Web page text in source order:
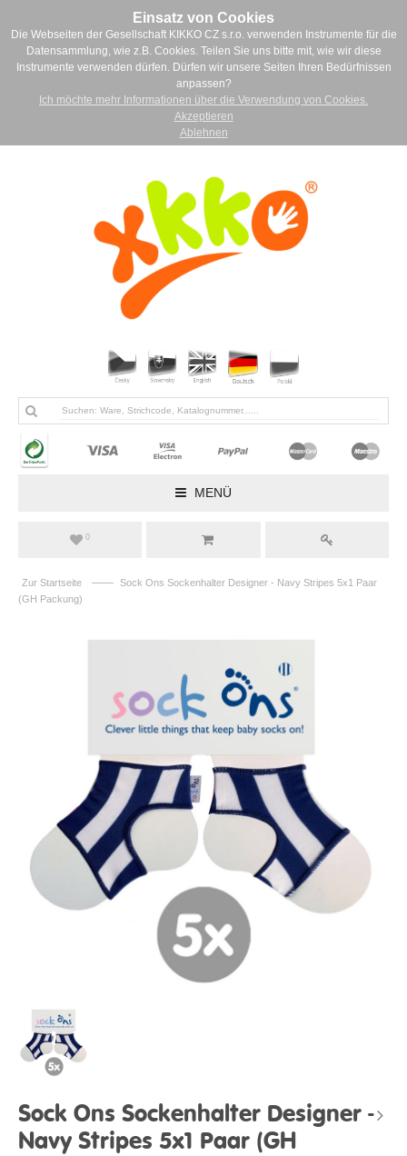
Einsatz von Cookies
Die Webseiten der Gesellschaft KIKKO CZ s.r.o. verwenden Instrumente für die
Datensammlung, wie z.B. Cookies. Teilen Sie uns bitte mit, wie wir diese
Instrumente verwenden dürfen. Dürfen wir unsere Seiten Ihren Bedürfnissen
anpassen?
Ich möchte mehr Informationen über die Verwendung von Cookies.
Akzeptieren
Ablehnen
MENÜ
0
Zur Startseite —— Sock Ons Sockenhalter Designer - Navy Stripes 5x1 Paar
(GH Packung)
Sock Ons Sockenhalter Designer -
Navy Stripes 5x1 Paar (GH